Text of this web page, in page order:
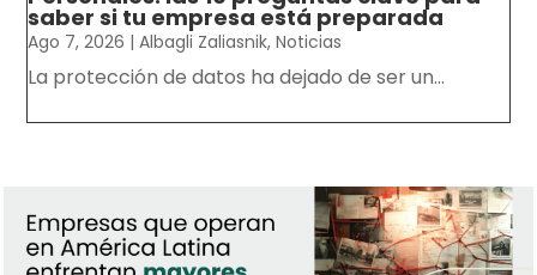
saber si tu empresa está preparada
Ago 7, 2026 |Albagli Zaliasnik,Noticias
La protección de datos ha dejado de ser un...